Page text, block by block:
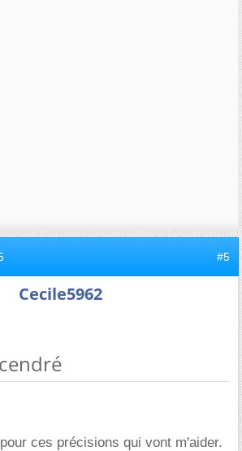
#5
Cecile5962
ces précisions qui vont m'aider.